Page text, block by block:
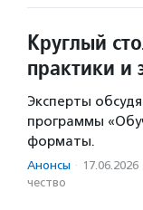
Круглый
практики
Эксперты
программы
форматы.
Анонсы · 17.06.2026
чест­во